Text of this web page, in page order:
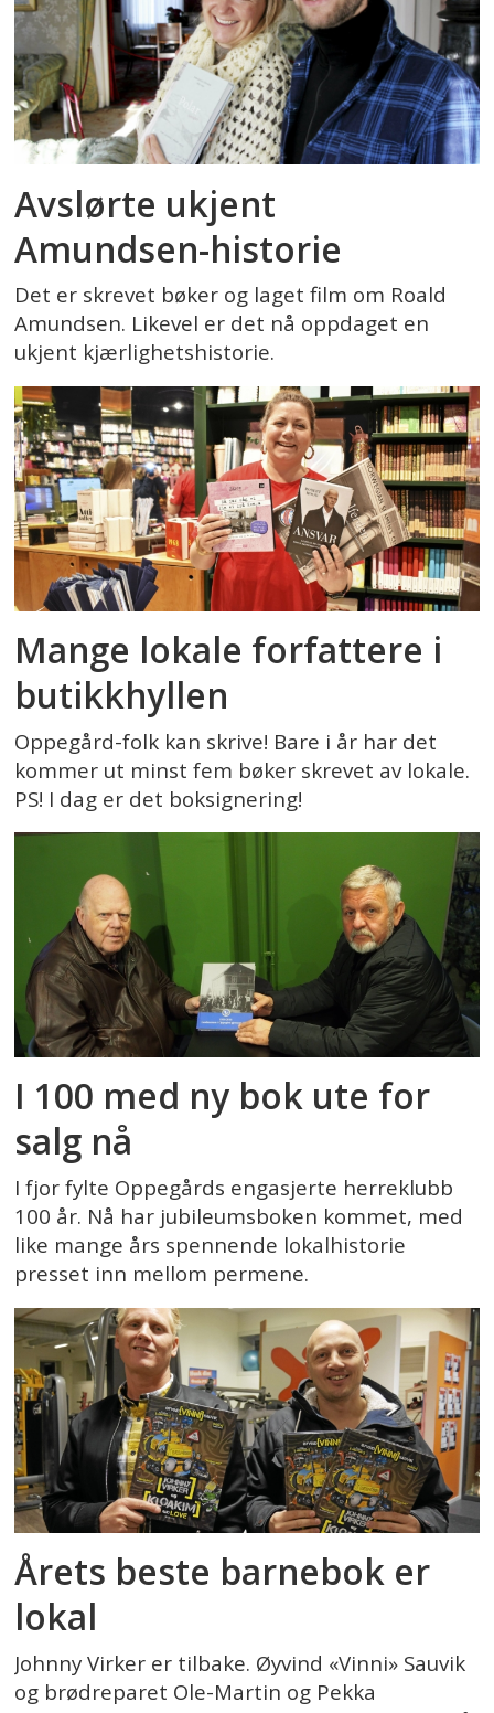
Avslørte ukjent
Amundsen-historie
Det er skrevet bøker og laget film om Roald
Amundsen. Likevel er det nå oppdaget en
ukjent kjærlighetshistorie.
Mange lokale forfattere i
butikkhyllen
Oppegård-folk kan skrive! Bare i år har det
kommer ut minst fem bøker skrevet av lokale.
PS! I dag er det boksignering!
I 100 med ny bok ute for
salg nå
I fjor fylte Oppegårds engasjerte herreklubb
100 år. Nå har jubileumsboken kommet, med
like mange års spennende lokalhistorie
presset inn mellom permene.
Årets beste barnebok er
lokal
Johnny Virker er tilbake. Øyvind «Vinni» Sauvik
og brødreparet Ole-Martin og Pekka